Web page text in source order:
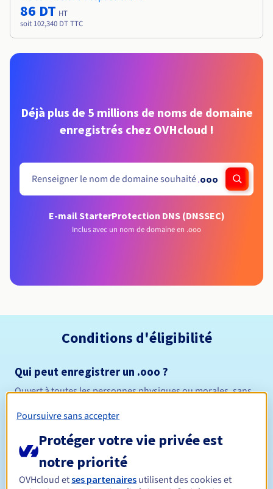
86 DT HT
soit 102,340 DT TTC
Déjà plus de 5 millions de noms de domaine
enregistrés chez OVHcloud !
.ooo
E-mail StarterProtection DNS (DNSSEC)
Inclus avec un nom de domaine en .ooo
Conditions d'éligibilité
Qui peut enregistrer un .ooo ?
Ouvert à toutes les personnes physiques ou morales, sans
Durée de réservation
Poursuivre sans accepter
Protéger votre vie privée est
notre priorité
OVHcloud etses partenaires utilisent des cookies et